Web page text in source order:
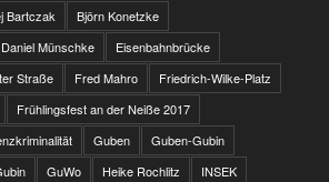
Bartczak
Björn Konetzke
Daniel Münschke
Eisenbahnbrücke
Straße Fred Mahro
Friedrich-Wilke-Platz
Frühlingsfest an der Neiße 2017
Guben
Guben-Gubin
GuWo Heike Rochlitz
INSEK